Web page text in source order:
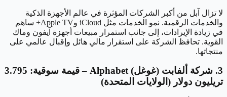
لا تزال آبل من أكبر الشركات المؤثرة في عالم الأجهزة الذكية
والخدمات الرقمية. نمو الخدمات مثل iCloud وApple TV+ ساهم
في زيادة الإيرادات، إلى جانب استمرار مبيعات أجهزة آيفون وماك
القوية. تحافظ الشركة على استقرار مالي هائل وإقبال عالمي على
منتجاتها.
3. شركة ألفابت (غوغل) Alphabet – قيمة سوقية: 3.795
تريليون دولار (الولايات المتحدة)